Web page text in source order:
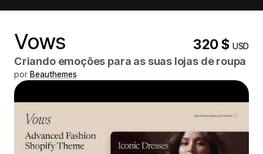
Vows 320 $USD
Criando emoções para as suas lojas de roupa
por Beauthemes